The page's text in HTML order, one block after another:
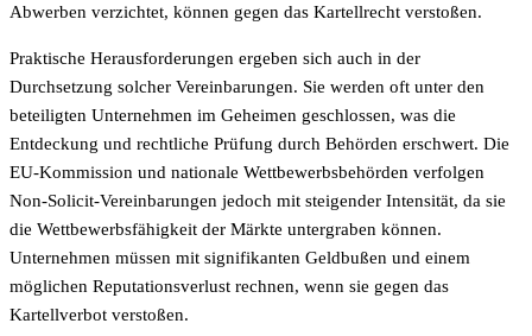
Abwerben verzichtet, können gegen das Kartellrecht verstoßen.
Praktische Herausforderungen ergeben sich auch in der
Durchsetzung solcher Vereinbarungen. Sie werden oft unter den
beteiligten Unternehmen im Geheimen geschlossen, was die
Entdeckung und rechtliche Prüfung durch Behörden erschwert. Die
EU-Kommission und nationale Wettbewerbsbehörden verfolgen
Non-Solicit-Vereinbarungen jedoch mit steigender Intensität, da sie
die Wettbewerbsfähigkeit der Märkte untergraben können.
Unternehmen müssen mit signifikanten Geldbußen und einem
möglichen Reputationsverlust rechnen, wenn sie gegen das
Kartellverbot verstoßen.